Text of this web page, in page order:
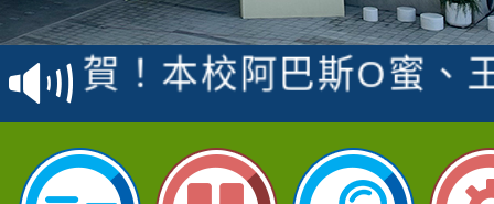
賽 洪綺君教師榮獲社
名
賀！本校阿巴斯O蜜、
倩參加桃園市科展 國
名 指導老師王老師、
賀！本校四年二班張O
園市英語競賽國小朗讀
賀！本校參加桃園市中